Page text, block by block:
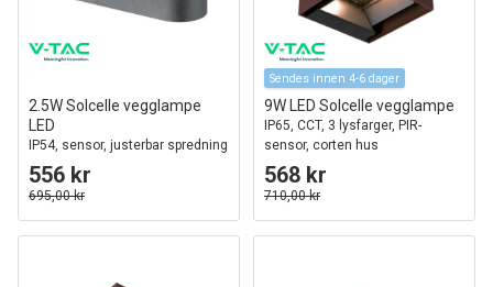
2.5W Solcelle vegglampe
LED
IP54, sensor, justerbar spredning
556 kr
695,00 kr
Sendes innen 4-6 dager
9W LED Solcelle vegglampe
IP65, CCT, 3 lysfarger, PIR-
sensor, corten hus
568 kr
710,00 kr